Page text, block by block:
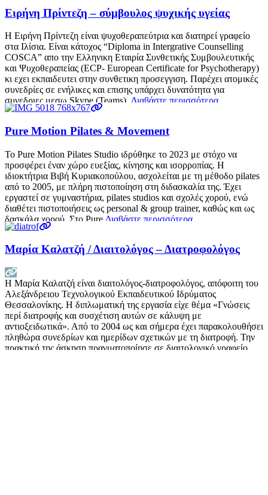
Ειρήνη Πρίντεζη – σύμβουλος ψυχικής υγείας
Η Ειρήνη Πρίντεζη είναι ψυχοθεραπεύτρια και διατηρεί γραφείο
στα Ιλίσια. Eίναι κάτοχος “Diploma in Intergrative Counselling
COSCA” απο την Ελληνικη Εταιρία Συνθετικής Συμβουλευτικής
και Ψυχοθεραπείας (ECP- European Certificate for Psychotherapy)
κι εχει εκπαιδευτει στην συνθετικη προσεγγιση. Παρέχει ατομικές
συνεδρίες σε ενήλικες και επισης υπάρχει δυνατότητα για
συνεδριες μεσω Skype (Teams). Διαβάστε περισσότερα…
Pure Motion Pilates & Movement
Το Pure Motion Pilates Studio ιδρύθηκε το 2023 με στόχο να
προσφέρει έναν χώρο ευεξίας, κίνησης και ισορροπίας. Η
ιδιοκτήτρια Βιβή Κυριακοπούλου, ασχολείται με τη μέθοδο pilates
από το 2005, με πλήρη πιστοποίηση στη διδασκαλία της. Έχει
εργαστεί σε γυμναστήρια, pilates studios και σχολές χορού, ενώ
διαθέτει πιστοποιήσεις ως personal & group trainer, καθώς και ως
δασκάλα χορού. Στο Pure Διαβάστε περισσότερα…
Μαρία Καλατζή / Διαιτολόγος – Διατροφολόγος
Η Μαρία Καλατζή είναι διαιτολόγος-διατροφολόγος, απόφοιτη του
Αλεξάνδρειου Τεχνολογικού Εκπαιδευτικού Ιδρύματος
Θεσσαλονίκης. Η διπλωματική της εργασία είχε θέμα «Γνώσεις
περί διατροφής και συσχέτιση αυτών σε κάλυψη με
αντιοξειδωτικά». Από το 2004 ως και σήμερα έχει παρακολουθήσει
πληθώρα συνεδρίων και ημερίδων σχετικών με τη διατροφή. Την
πρακτική της άσκηση πραγματοποίησε σε διαιτολογικό γραφείο,